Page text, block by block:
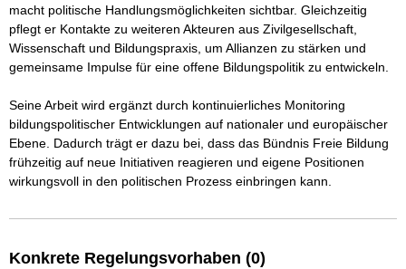
macht politische Handlungsmöglichkeiten sichtbar. Gleichzeitig
pflegt er Kontakte zu weiteren Akteuren aus Zivilgesellschaft,
Wissenschaft und Bildungspraxis, um Allianzen zu stärken und
gemeinsame Impulse für eine offene Bildungspolitik zu entwickeln.
Seine Arbeit wird ergänzt durch kontinuierliches Monitoring
bildungspolitischer Entwicklungen auf nationaler und europäischer
Ebene. Dadurch trägt er dazu bei, dass das Bündnis Freie Bildung
frühzeitig auf neue Initiativen reagieren und eigene Positionen
wirkungsvoll in den politischen Prozess einbringen kann.
Konkrete Regelungsvorhaben (0)